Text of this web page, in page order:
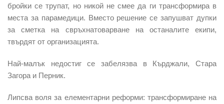
бройки се трупат, но никой не смее да ги трансформира в
места за парамедици. Вместо решение се запушват дупки
за сметка на свръхнатоварване на останалите екипи,
твърдят от организацията.
Най-малък недостиг се забелязва в Кърджали, Стара
Загора и Перник.
Липсва воля за елементарни реформи: трансформиране на